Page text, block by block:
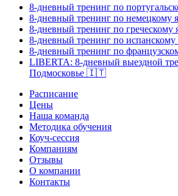
8-дневный тренинг по
8-дневный тренинг по немецкому
8-дневный тренинг по греческому
8-дневный тренинг по испанскому
8-дневный тренинг по
LIBERTA: 8-дневный выездной
Подмосковье 🇮🇹
Расписание
Цены
Наша команда
Методика обучения
Коуч-сессия
Компаниям
Отзывы
О компании
Контакты